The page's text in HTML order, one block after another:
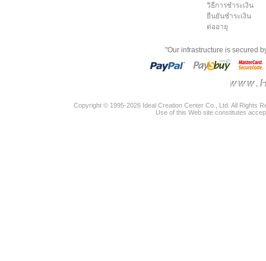
วิธีการชำระเงิน
ยืนยันชำระเงิน
ต่ออายุ
"Our infrastructure is secured
Copyright © 1995-2026 Ideal Creation Center Co., Ltd. All Rights
Use of this Web site constitutes